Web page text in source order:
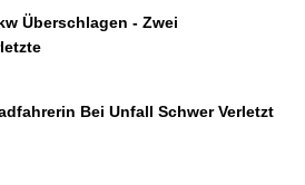
Überschlagen - Zwei
Bei Unfall Schwer Verletzt